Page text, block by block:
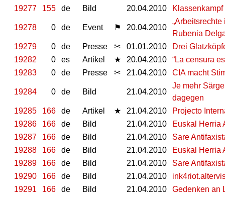
19277
155 de Bild 20.04.2010
19278 0 de Event ⚑ 20.04.2010
Rubenia
19279
0 de Presse ✂ 01.01.2010
Drei
19282
0 es Artikel ★ 20.04.2010
“La censura
19283
0 de Presse ✂ 21.04.2010 CIA macht
19284 0 de Bild 21.04.2010
Je mehr
dagegen
19285
166 de Artikel ★ 21.04.2010
Projecto
19286
166 de Bild 21.04.2010
Euskal Herria
19287
166 de Bild 21.04.2010
Sare
19288
166 de Bild 21.04.2010
Euskal Herria
19289
166 de Bild 21.04.2010
Sare
19290
166 de Bild 21.04.2010
19291
166 de Bild 21.04.2010
Gedenken an